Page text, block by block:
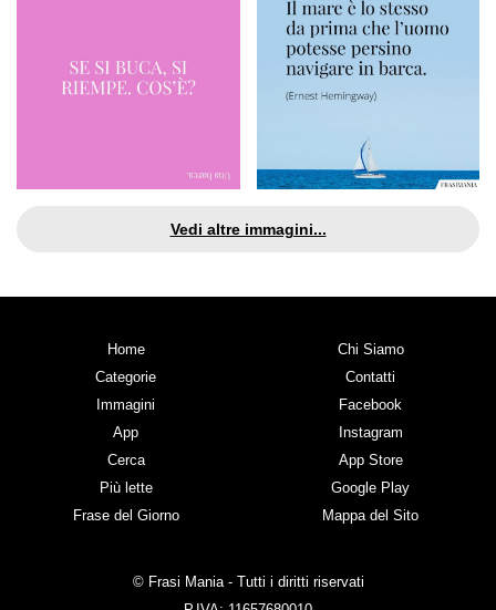
Vedi altre immagini...
Home
Categorie
Immagini
App
Cerca
Più lette
Frase del Giorno
Chi Siamo
Contatti
Facebook
Instagram
App Store
Google Play
Mappa del Sito
© Frasi Mania - Tutti i diritti riservati